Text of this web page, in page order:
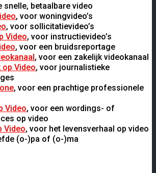
snelle, betaalbare video
, voor woningvideo’s
, voor sollicitatievideo’s
Video, voor instructievideo’s
, voor een bruidsreportage
, voor een zakelijk videokanaal
Video, voor journalistieke
, voor een prachtige professionele
Video, voor een wordings- of
op video
Video, voor het levensverhaal op video
(o-)pa of (o-)ma